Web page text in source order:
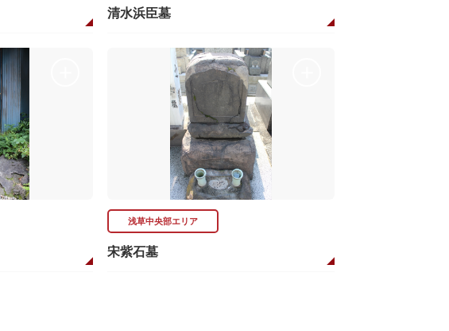
清水浜臣墓
浅草中央部エリア
宋紫石墓